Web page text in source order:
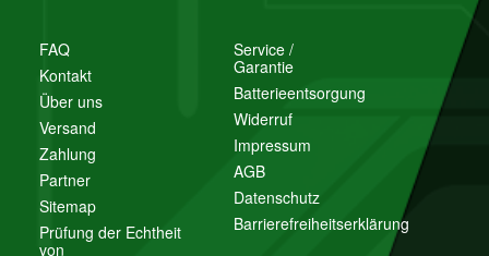
FAQ
Kontakt
Über uns
Versand
Zahlung
Partner
Sitemap
Prüfung der Echtheit
von
Service /
Garantie
Batterieentsorgung
Widerruf
Impressum
AGB
Datenschutz
Barrierefreiheitserklärung